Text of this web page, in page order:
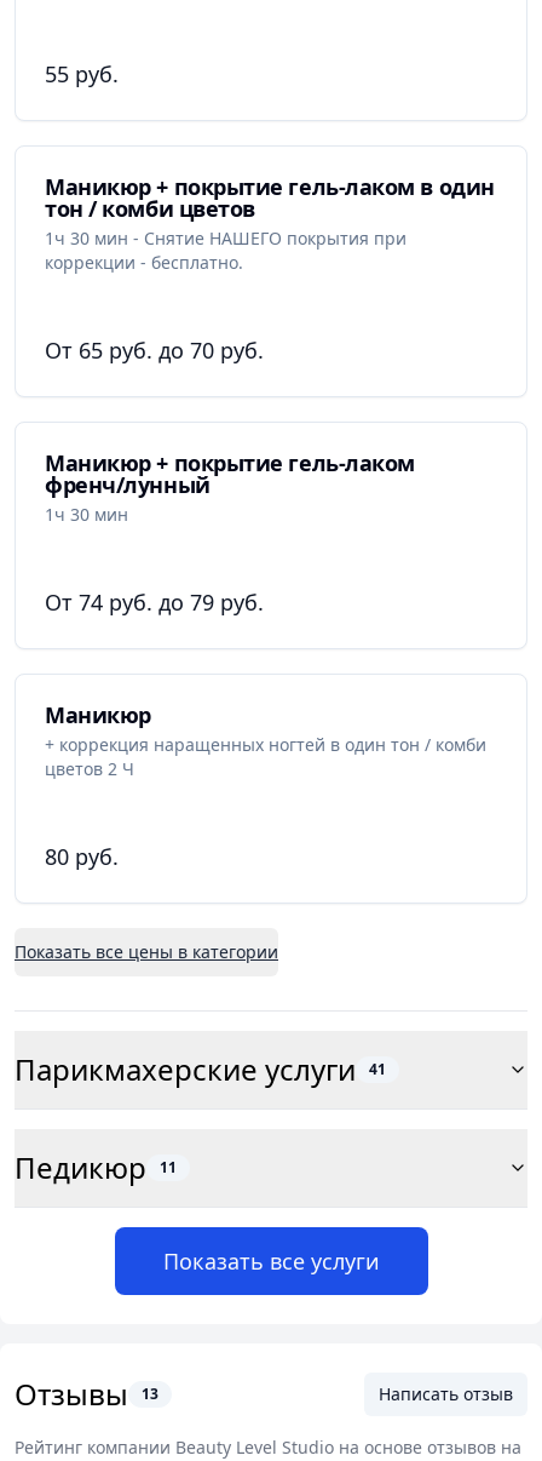
55 руб.
Маникюр + покрытие гель-лаком в один
тон / комби цветов
1ч 30 мин - Снятие НАШЕГО покрытия при
коррекции - бесплатно.
От 65 руб. до 70 руб.
Маникюр + покрытие гель-лаком
френч/лунный
1ч 30 мин
От 74 руб. до 79 руб.
Маникюр
+ коррекция наращенных ногтей в один тон / комби
цветов 2 Ч
80 руб.
Показать все цены в категории
Парикмахерские услуги 41
Педикюр 11
Показать все услуги
Отзывы 13 Написать отзыв
Рейтинг компании Beauty Level Studio на основе отзывов на